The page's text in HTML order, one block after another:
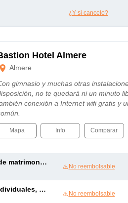
¿Y si cancelo?
Hotel Almere
Almere
gimnasio y muchas otras
no te quedará ni un minuto
conexión a Internet wifi gratis y
Mapa Info Comparar
grande
No reembolsable
individuales
No reembolsable